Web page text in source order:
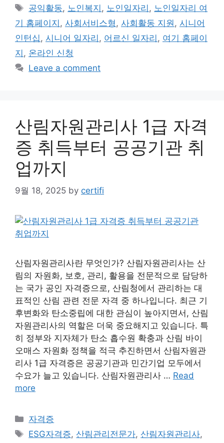
Tags
공익활동, 노인복지 , 노인일자리 , 노인일자리 여
기 홈페이지 , 사회서비스형, 사회활동 지원, 시니어
인턴십, 시니어 일자리 , 어르신 일자리 , 여기 홈페이
지 , 온라인 신청
Leave a comment
산림자원관리사 1급 자격
증 취득부터 공공기관 취
업까지
9월 18, 2025 by certifi
산림자원관리사란 무엇인가? 산림자원관리사는 산
림의 자원화, 보호, 관리, 활용을 전문적으로 담당하
는 국가 공인 자격증으로, 산림청에서 관리하는 대
표적인 산림 관련 전문 자격 중 하나입니다. 최근 기
후변화와 탄소중립에 대한 관심이 높아지면서, 산림
자원관리사의 역할은 더욱 중요해지고 있습니다. 특
히 정부와 지자체가 탄소 흡수원 확충과 산림 바이
오매스 자원화 정책을 적극 추진하면서 산림자원관
리사 1급 자격증은 공공기관과 민간기업 모두에서
수요가 늘고 있습니다. 산림자원관리사 … Read
more
Categories
자격증
Tags
ESG자격증,산림관리전문가,산림자원관리사,